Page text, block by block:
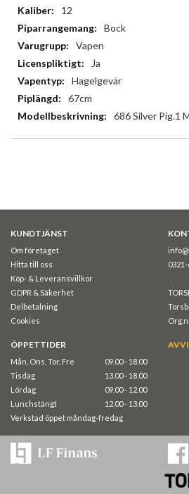
12
Bock
Vapen
Ja
Hagelgevär
67cm
686 Silver Pig.1
KUNDTJÄNST
Om företaget
Hitta till oss
Köp- & Leveransvillkor
GDPR & Säkerhet
Delbetalning
Cookies
0321-
ÖPPETTIDER
Mån, Ons, Tor, Fre
09.00 - 18.00
Tisdag
13.00 - 18.00
Lördag
09.00 - 12.00
Lunchstängt
12.00 - 13.00
Verkstad öppet måndag-fredag